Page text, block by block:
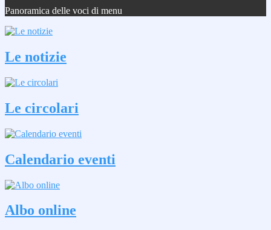
Panoramica delle voci di menu
Le notizie
Le circolari
Calendario eventi
Albo online